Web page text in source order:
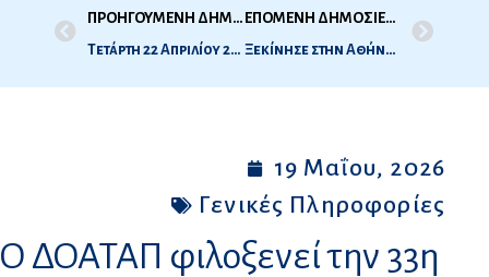
ΠΡΟΗΓΟΥΜΕΝΗ ΔΗΜΟΣΙΕΥΣΗ
Τετάρτη 22 Απριλίου 2026: Διακοπή λειτουργίας του πληροφοριακού συστήματος eDoatap
ΕΠΟΜΕΝΗ ΔΗΜΟΣΙΕΥΣΗ
Ξεκίνησε στην Αθήνα η 33η Ετήσια Συνάντηση των Δικτύων ENIC-NARIC
19 Μαΐου, 2026
Γενικές Πληροφορίες
Ο ΔΟΑΤΑΠ φιλοξενεί την 33η